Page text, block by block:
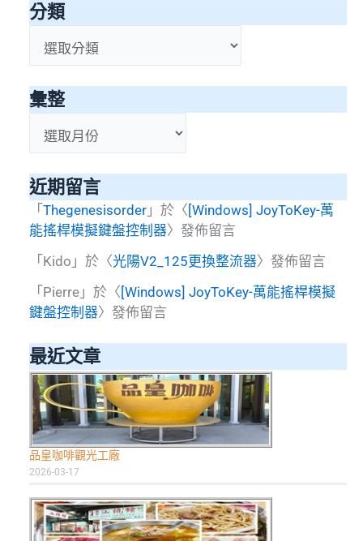
分類
類
彙整
整
近期留言
「 Thegenesisorder 」於〈 [Windows] JoyToKey-萬
能搖桿模擬鍵盤控制器〉發佈留言
「 Kido 」於〈光陽V2_125更換整流器〉發佈留言
「 Pierre 」於〈[Windows] JoyToKey-萬能搖桿模擬
鍵盤控制器〉發佈留言
最近文章
品皇咖啡觀光工廠
2026-03-17